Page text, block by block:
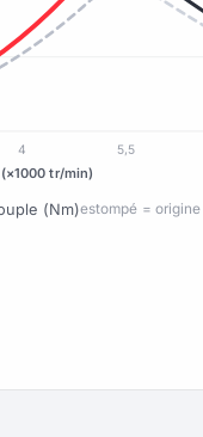
4 5,5
tr/min)
(Nm)estompé = origine